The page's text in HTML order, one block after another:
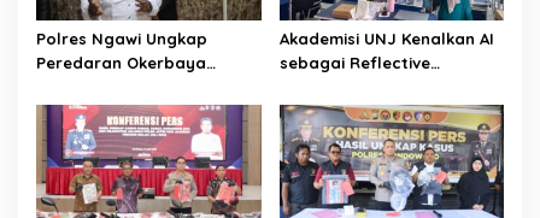
Polres Ngawi Ungkap
Peredaran Okerbaya
Akademisi UNJ Kenalkan AI
sebagai Reflective
SD Kota Depok